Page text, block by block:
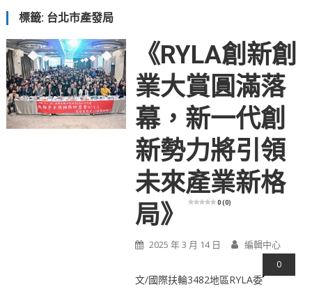
標籤: 台北市產發局
《RYLA創新創
業大賞圓滿落
幕，新一代創
新勢力將引領
未來產業新格
局》
0 (0)
2025 年 3 月 14 日 編輯中心
0
文/國際扶輪3482地區RYLA委